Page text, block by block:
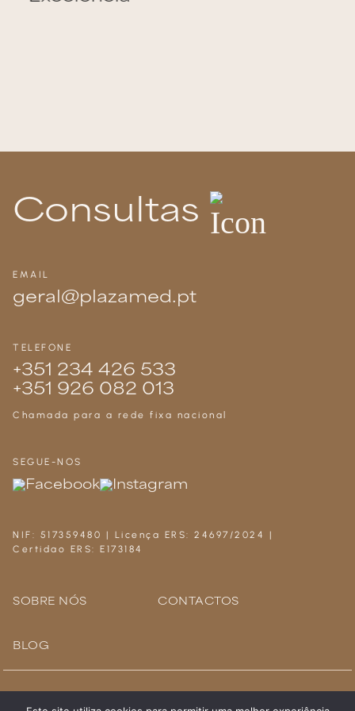
Consultas
EMAIL
geral@plazamed.pt
TELEFONE
+351 234 426 533
+351 926 082 013
Chamada para a rede fixa nacional
SEGUE-NOS
NIF: 517359480 | Licença ERS: 24697/2024 |
Certidao ERS: E173184
SOBRE NÓS
BLOG
CONTACTOS